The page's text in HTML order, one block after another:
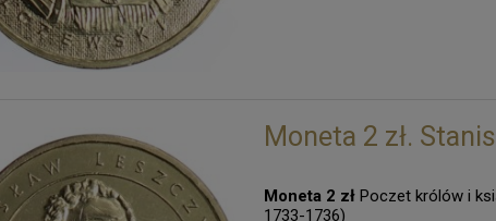
Moneta 2 zł.
Moneta 2 zł Poczet królów i
1733-1736)